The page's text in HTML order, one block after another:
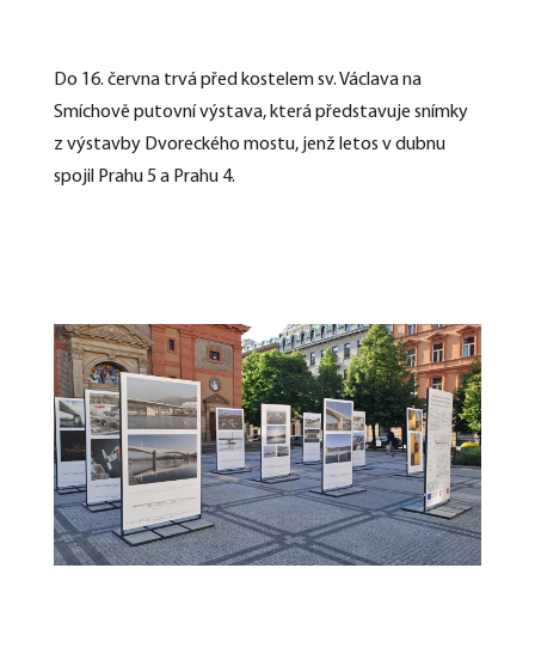
Do 16. června trvá před kostelem sv. Václava na
Smíchově putovní výstava, která představuje snímky
z výstavby Dvoreckého mostu, jenž letos v dubnu
spojil Prahu 5 a Prahu 4.